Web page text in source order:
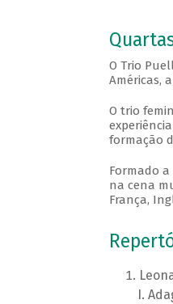
O Trio
Américas,
O trio
formação
Formado
na cena
França,